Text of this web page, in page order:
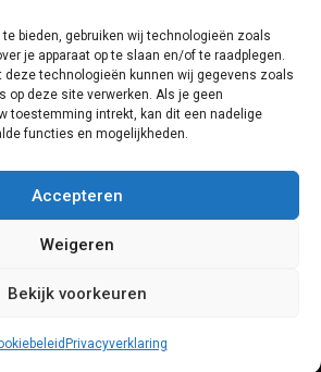
bieden, gebruiken wij technologieën zoals
je apparaat op te slaan en/of te raadplegen.
deze technologieën kunnen wij gegevens zoals
op deze site verwerken. Als je geen
toestemming intrekt, kan dit een nadelige
functies en mogelijkheden.
Accepteren
Weigeren
Bekijk voorkeuren
Privacyverklaring